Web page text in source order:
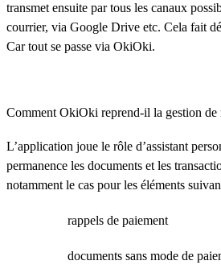
transmet ensuite par tous les canaux
courrier, via Google Drive etc. Cela fait
Car tout se passe via OkiOki.
Comment OkiOki reprend-il la gestion de
L’application joue le rôle d’assistant
permanence les documents et les
notamment le cas pour les éléments
rappels de paiement
documents sans mode de